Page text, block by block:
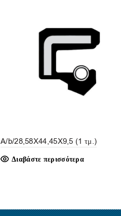
A/b/28,58X44,45X9,5 (1 τμ.)
Διαβάστε περισσότερα